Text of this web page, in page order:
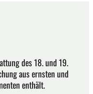
des 18. und 19.
aus ernsten und
enthält.